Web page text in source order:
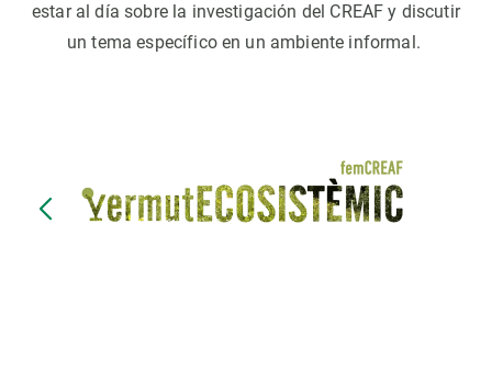
estar al día sobre la investigación del CREAF y discutir
un tema específico en un ambiente informal.